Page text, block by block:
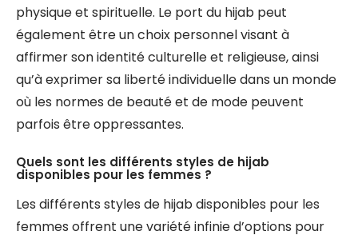
physique et spirituelle. Le port du hijab peut
également être un choix personnel visant à
affirmer son identité culturelle et religieuse, ainsi
qu’à exprimer sa liberté individuelle dans un monde
où les normes de beauté et de mode peuvent
parfois être oppressantes.
Quels sont les différents styles de hijab
disponibles pour les femmes ?
Les différents styles de hijab disponibles pour les
femmes offrent une variété infinie d’options pour